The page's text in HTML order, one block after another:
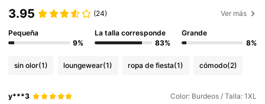
3.95 (24) Ver más
Pequeña
9%
La talla corresponde
83%
Grande
8%
sin olor(1) loungewear(1) ropa de fiesta(1) cómodo(2)
y***3 Color: Burdeos / Talla: 1XL